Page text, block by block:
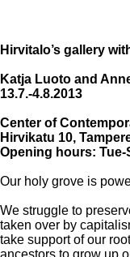
Hirvitalo’s gallery
Katja Luoto and
13.7.-4.8.2013
Center of
Hirvikatu 10,
Opening hours: Tue-
Our holy grove is
We struggle to
taken over by
take support of our